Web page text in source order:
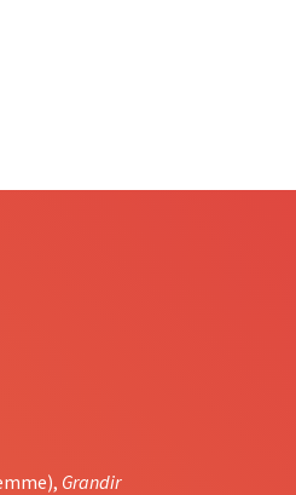
Grandir